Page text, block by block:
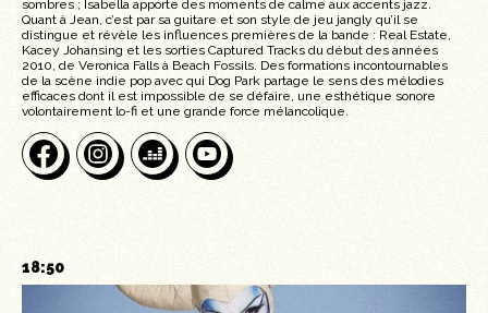
sombres ; Isabella apporte des moments de calme aux accents jazz.
Quant à Jean, c’est par sa guitare et son style de jeu jangly qu’il se
distingue et révèle les influences premières de la bande : Real Estate,
Kacey Johansing et les sorties Captured Tracks du début des années
2010, de Veronica Falls à Beach Fossils. Des formations incontournables
de la scène indie pop avec qui Dog Park partage le sens des mélodies
efficaces dont il est impossible de se défaire, une esthétique sonore
volontairement lo-fi et une grande force mélancolique.
18:50